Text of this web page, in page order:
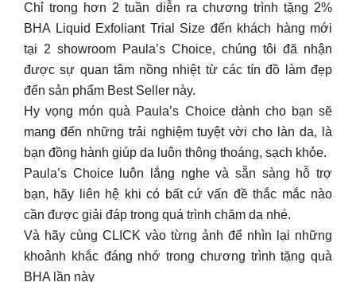
Chỉ trong hơn 2 tuần diễn ra chương trình tặng 2%
BHA Liquid Exfoliant Trial Size đến khách hàng mới
tại 2 showroom Paula’s Choice, chúng tôi đã nhận
được sự quan tâm nồng nhiệt từ các tín đồ làm đẹp
đến sản phẩm Best Seller này.
Hy vọng món quà Paula’s Choice dành cho bạn sẽ
mang đến những trải nghiệm tuyệt vời cho làn da, là
bạn đồng hành giúp da luôn thông thoáng, sạch khỏe.
Paula’s Choice luôn lắng nghe và sẵn sàng hỗ trợ
bạn, hãy liên hệ khi có bất cứ vấn đề thắc mắc nào
cần được giải đáp trong quá trình chăm da nhé.
Và hãy cùng CLICK vào từng ảnh để nhìn lại những
khoảnh khắc đáng nhớ trong chương trình tặng quà
BHA lần này